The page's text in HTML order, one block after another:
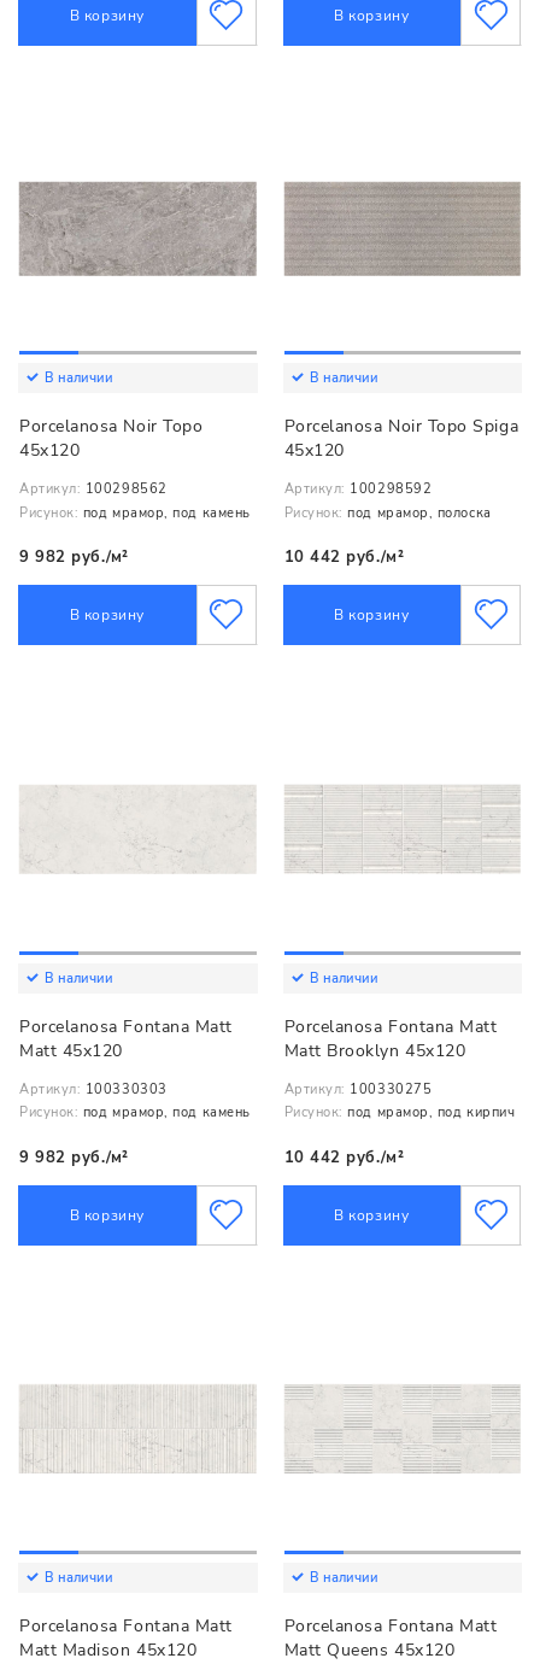
В корзину В корзину
В наличии
Porcelanosa Noir Topo
45x120
Артикул: 100298562
Рисунок: под мрамор, под камень
9 982 руб./м²
В корзину
В наличии
Porcelanosa Noir Topo Spiga
45x120
Артикул: 100298592
Рисунок: под мрамор, полоска
10 442 руб./м²
В корзину
В наличии
Porcelanosa Fontana Matt
Matt 45x120
Артикул: 100330303
Рисунок: под мрамор, под камень
9 982 руб./м²
В корзину
В наличии
Porcelanosa Fontana Matt
Matt Brooklyn 45x120
Артикул: 100330275
Рисунок: под мрамор, под кирпич
10 442 руб./м²
В корзину
В наличии
Porcelanosa Fontana Matt
Matt Madison 45x120
В наличии
Porcelanosa Fontana Matt
Matt Queens 45x120